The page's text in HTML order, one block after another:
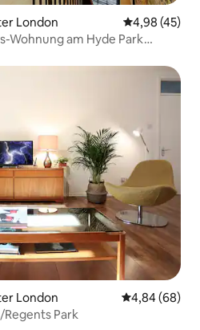
London
4,98 (45)
Wohnung am Hyde Park
London
4,84 (68)
Park